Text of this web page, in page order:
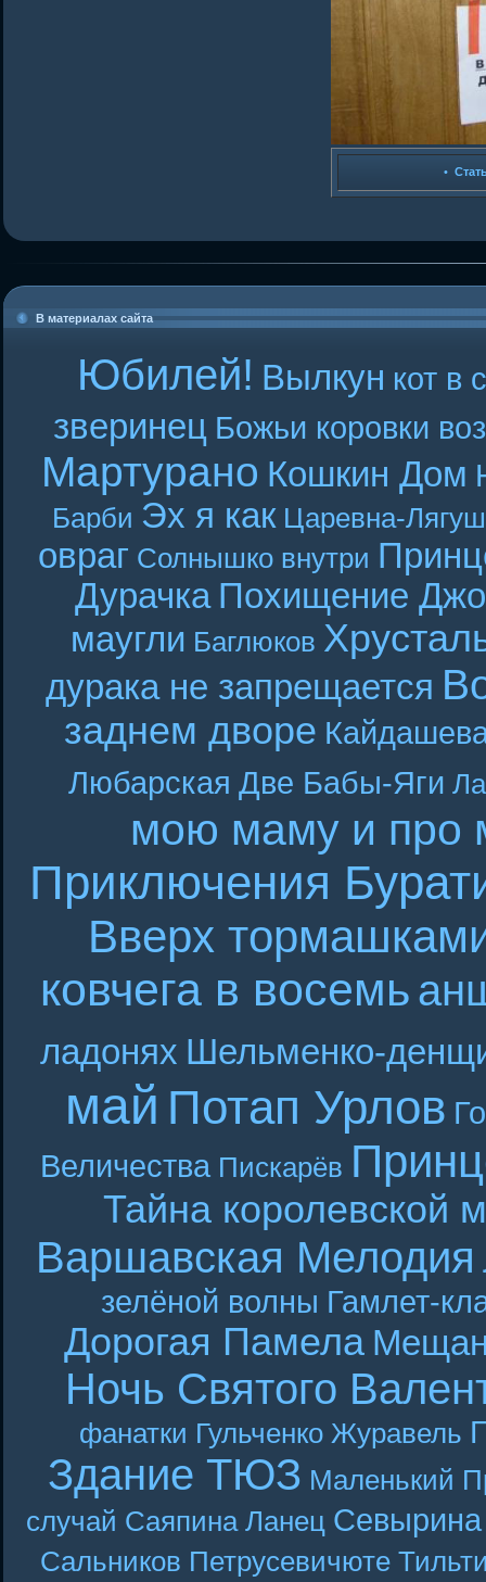
•
В материалах сайта
Юбилей! Вылкун кот в
зверинец Божьи коровки
Мартурано Кошкин Дом
Барби Эх я как Царевна-
овраг Солнышко внутри
Дурачка Похищение
маугли Баглюков
дурака не запрещается
заднем дворе
Любарская Две Бабы-Яги
мою маму и про
Приключения
Вверх
ковчега в восемь
ладонях Шельменко-
май Потап Урлов
Величества Пискарёв
Тайна королевской
Варшавская Мелодия
зелёной волны Гамлет-
Дорогая Памела
Ночь Святого
фанатки Гульченко Журавель
Здание ТЮЗ Маленький
случай Саяпина Ланец Севырина
Сальников Петрусевичюте